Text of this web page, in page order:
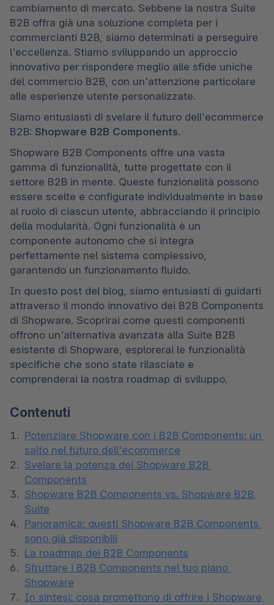
cambiamento di mercato. Sebbene la nostra Suite
B2B offra già una soluzione completa per i
commercianti B2B, siamo determinati a perseguire
l'eccellenza. Stiamo sviluppando un approccio
innovativo per rispondere meglio alle sfide uniche
del commercio B2B, con un'attenzione particolare
alle esperienze utente personalizzate.
Siamo entusiasti di svelare il futuro dell'ecommerce
B2B: Shopware B2B Components.
Shopware B2B Components offre una vasta
gamma di funzionalità, tutte progettate con il
settore B2B in mente. Queste funzionalità possono
essere scelte e configurate individualmente in base
al ruolo di ciascun utente, abbracciando il principio
della modularità. Ogni funzionalità è un
componente autonomo che si integra
perfettamente nel sistema complessivo,
garantendo un funzionamento fluido.
In questo post del blog, siamo entusiasti di guidarti
attraverso il mondo innovativo dei B2B Components
di Shopware. Scoprirai come questi componenti
offrono un'alternativa avanzata alla Suite B2B
esistente di Shopware, esplorerai le funzionalità
specifiche che sono state rilasciate e
comprenderai la nostra roadmap di sviluppo.
Contenuti
Potenziare Shopware con i B2B Components: un
salto nel futuro dell'ecommerce
Svelare la potenza dei Shopware B2B
Components
Shopware B2B Components vs. Shopware B2B
Suite
Panoramica: questi Shopware B2B Components
sono già disponibili
La roadmap dei B2B Components
Sfruttare i B2B Components nel tuo piano
Shopware
In sintesi: cosa promettono di offrire i Shopware